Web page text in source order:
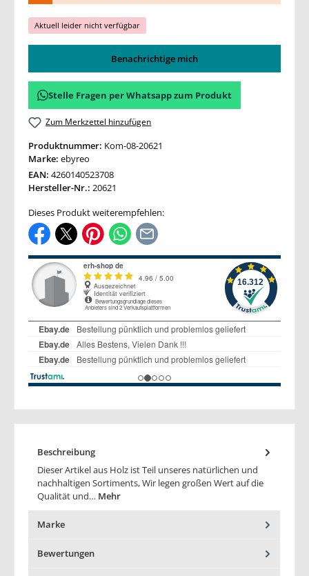
Aktuell leider nicht verfügbar
Benachrichtige mich
Stelle Fragen per Whatsapp zum Produkt
Zum Merkzettel hinzufügen
Produktnummer: Kom-08-20621
Marke: ebyreo
EAN: 4260140523708
Hersteller-Nr.: 20621
Dieses Produkt weiterempfehlen:
Beschreibung
Dieser Artikel aus Holz ist Teil unseres natürlichen und
nachhaltigen Sortiments, Wir legen großen Wert auf die
Qualität und… Mehr
Marke
Bewertungen